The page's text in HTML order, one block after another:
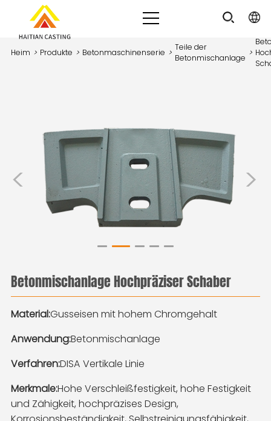
Heim > Produkte > Betonmaschinenserie >
Teile der
Betonmischanlage
>
>
<
Betonmischanlage Hochpräziser Schaber
Material:Gusseisen mit hohem Chromgehalt
Anwendung:Betonmischanlage
Verfahren:DISA Vertikale Linie
Merkmale:Hohe Verschleißfestigkeit, hohe Festigkeit
und Zähigkeit, hochpräzises Design,